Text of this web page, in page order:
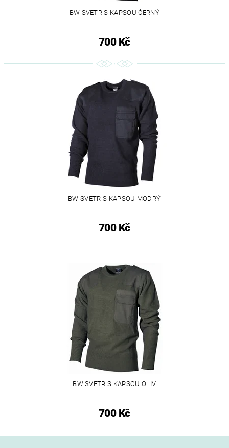
BW SVETR S KAPSOU ČERNÝ
700 Kč
BW SVETR S KAPSOU MODRÝ
700 Kč
BW SVETR S KAPSOU OLIV
700 Kč